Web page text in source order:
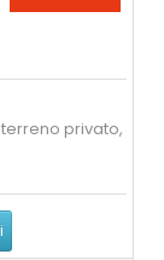
privato,